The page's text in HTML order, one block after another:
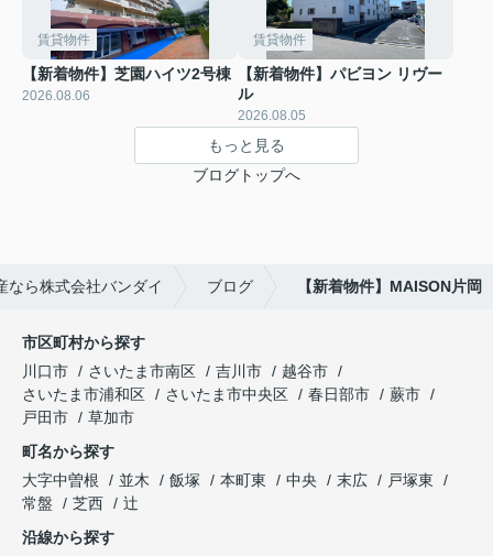
賃貸物件
【新着物件】芝園ハイツ2号棟
2026.08.06
賃貸物件
【新着物件】パビヨン リヴー
ル
2026.08.05
もっと見る
ブログトップへ
なら株式会社バンダイ ブログ 【新着物件】MAISON片岡
市区町村から探す
川口市
さいたま市南区 吉川市
越谷市
さいたま市浦和区
さいたま市中央区 春日部市
蕨市
戸田市
草加市
町名から探す
大字中曽根
並木 飯塚 本町東 中央 末広
戸塚東
常盤
芝西
辻
沿線から探す